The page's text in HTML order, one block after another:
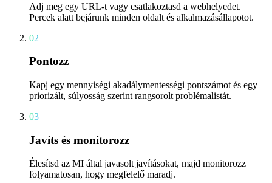
Adj meg egy URL-t vagy csatlakoztasd a webhelyedet.
Percek alatt bejárunk minden oldalt és alkalmazásállapotot.
02
Pontozz
Kapj egy mennyiségi akadálymentességi pontszámot és egy
priorizált, súlyosság szerint rangsorolt problémalistát.
03
Javíts és monitorozz
Élesítsd az MI által javasolt javításokat, majd monitorozz
folyamatosan, hogy megfelelő maradj.